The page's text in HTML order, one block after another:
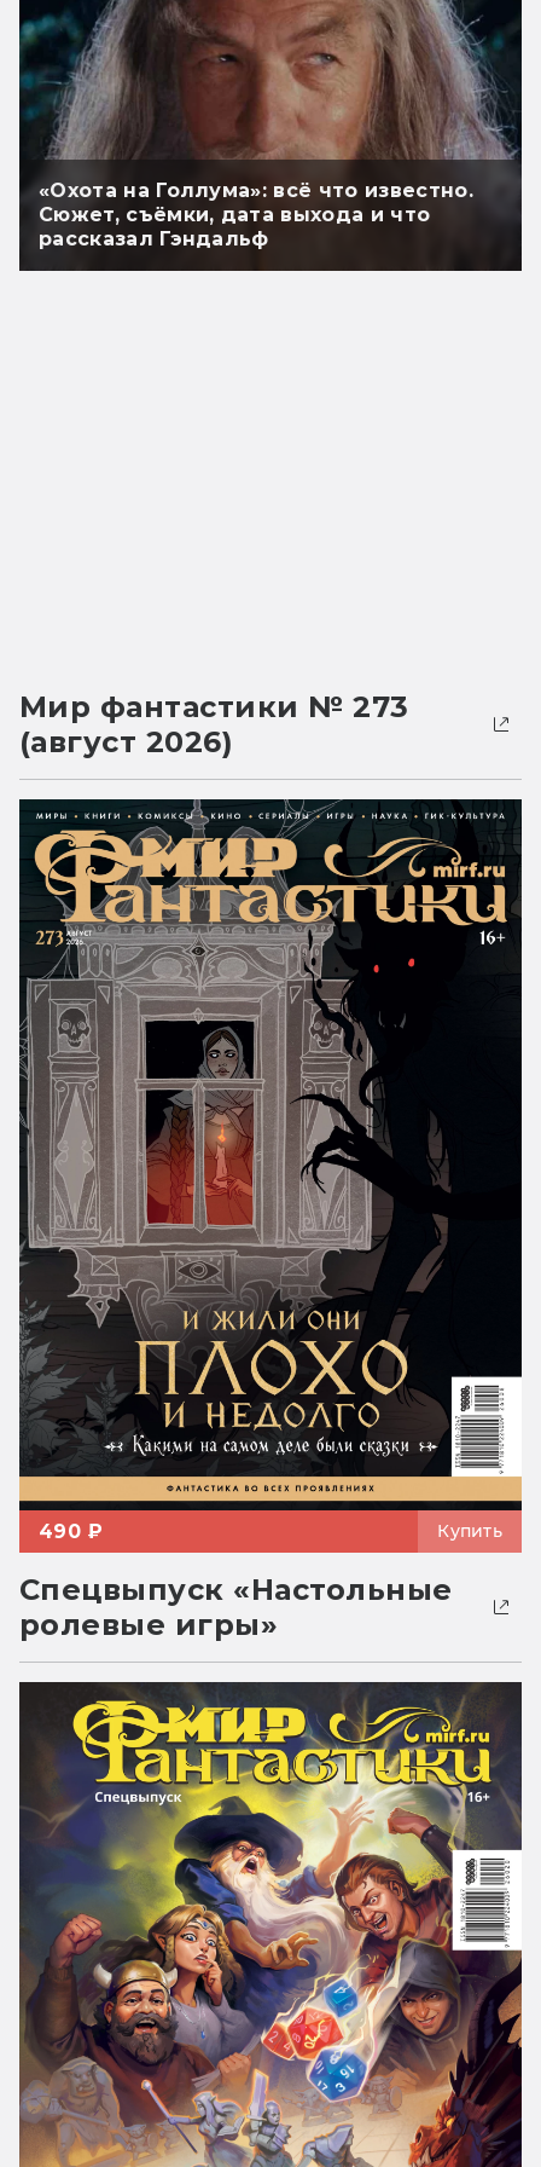
«Охота на Голлума»: всё что известно.
Сюжет, съёмки, дата выхода и что
рассказал Гэндальф
Мир фантастики № 273
(август 2026)
490 ₽ Купить
Спецвыпуск «Настольные
ролевые игры»